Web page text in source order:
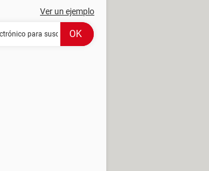
Ver un ejemplo